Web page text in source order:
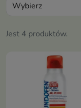
Jest 4 produktów.
Wybierz